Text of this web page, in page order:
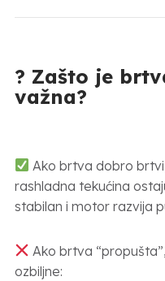
? Zašto je
važna?
Ako brtva dobro
rashladna tekućina
stabilan i motor razvija
Ako brtva
ozbiljne: